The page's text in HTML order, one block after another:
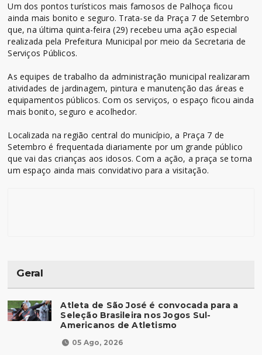
Um dos pontos turísticos mais famosos de Palhoça ficou
ainda mais bonito e seguro. Trata-se da Praça 7 de Setembro
que, na última quinta-feira (29) recebeu uma ação especial
realizada pela Prefeitura Municipal por meio da Secretaria de
Serviços Públicos.
As equipes de trabalho da administração municipal realizaram
atividades de jardinagem, pintura e manutenção das áreas e
equipamentos públicos. Com os serviços, o espaço ficou ainda
mais bonito, seguro e acolhedor.
Localizada na região central do município, a Praça 7 de
Setembro é frequentada diariamente por um grande público
que vai das crianças aos idosos. Com a ação, a praça se torna
um espaço ainda mais convidativo para a visitação.
Geral
Atleta de São José é convocada para a
Seleção Brasileira nos Jogos Sul-
Americanos de Atletismo
05 Ago, 2026